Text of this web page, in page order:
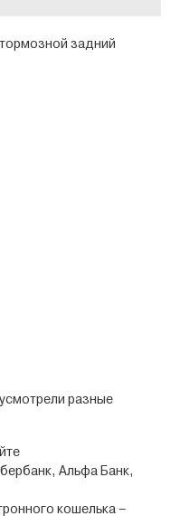
задний
разные
Альфа Банк,
кошелька –